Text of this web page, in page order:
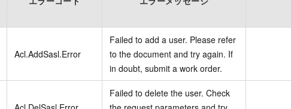
Acl.AddSasl.Error
Failed to add a user. Please refer
to the document and try again. If
in doubt, submit a work order.
Failed to delete the user. Check